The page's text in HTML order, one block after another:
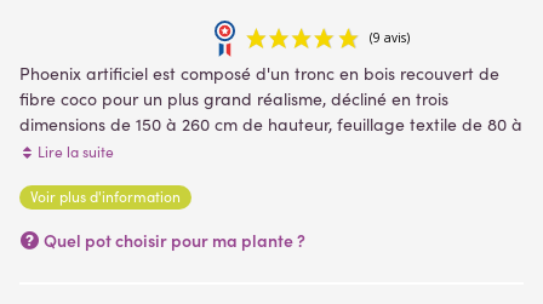
Phoenix artificiel est composé d'un tronc en bois recouvert de
fibre coco pour un plus grand réalisme, décliné en trois
dimensions de 150 à 260 cm de hauteur, feuillage textile de 80 à
120 cm de longueur suivant le modèle.
Lire la suite
Voir plus d'information
Quel pot choisir pour ma plante ?